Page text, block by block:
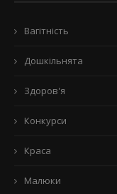
Вагітність
Дошкільнята
Здоров'я
Конкурси
Краса
Малюки